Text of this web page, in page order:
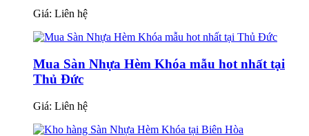
Giá: Liên hệ
Mua Sàn Nhựa Hèm Khóa mẫu hot nhất tại
Thủ Đức
Giá: Liên hệ